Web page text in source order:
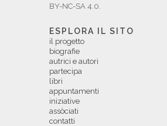
BY-NC-SA 4.0.
ESPLORA IL SITO
il progetto
biografie
autrici e autori
partecipa
libri
appuntamenti
iniziative
assòciati
contatti